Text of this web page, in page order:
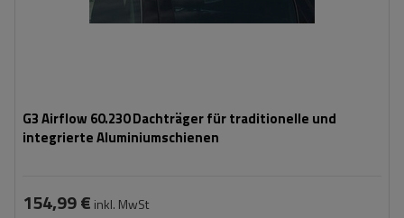
G3 Airflow 60.230 Dachträger für traditionelle und
integrierte Aluminiumschienen
154,99 € inkl. MwSt